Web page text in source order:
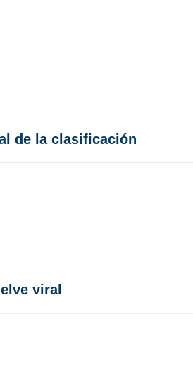
de la clasificación
viral